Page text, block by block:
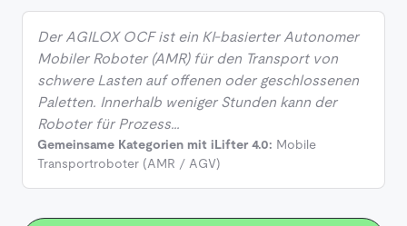
Der AGILOX OCF ist ein KI-basierter Autonomer
Mobiler Roboter (AMR) für den Transport von
schwere Lasten auf offenen oder geschlossenen
Paletten. Innerhalb weniger Stunden kann der
Roboter für Prozess…
Gemeinsame Kategorien mit iLifter 4.0: Mobile
Transportroboter (AMR / AGV)